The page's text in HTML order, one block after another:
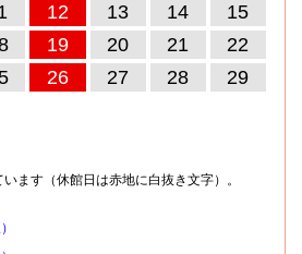
12 13 14
15
19 20 21
22
26 27 28
29
ます（休館日は赤地に白抜き文字）。